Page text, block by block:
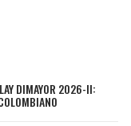
DIMAYOR 2026-II: